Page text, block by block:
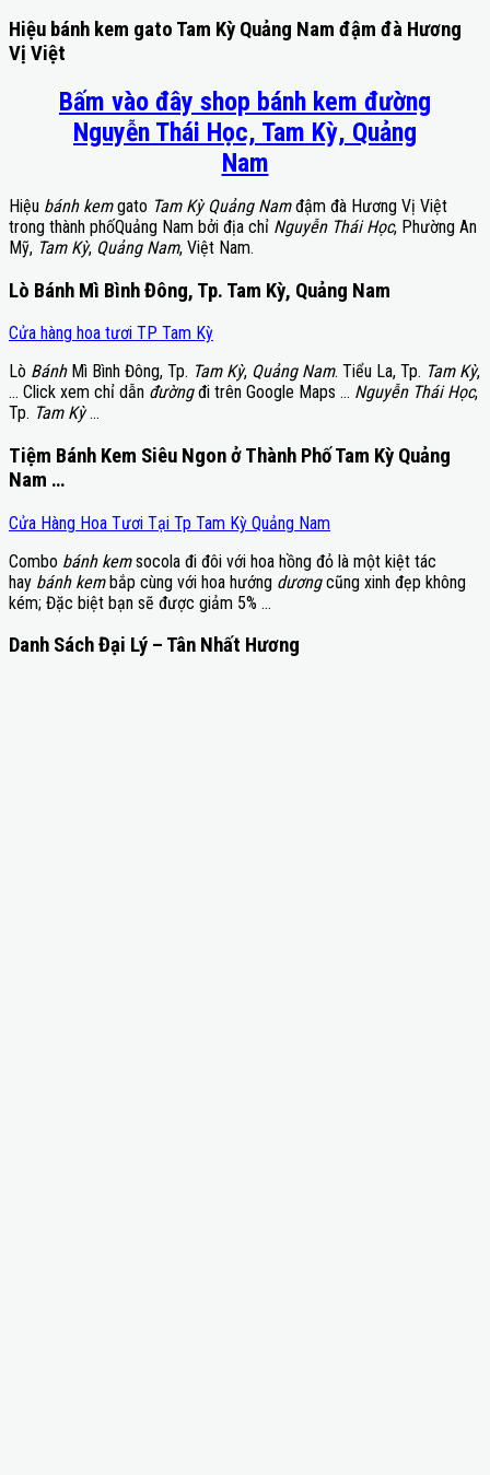
Hiệu bánh kem gato Tam Kỳ Quảng Nam đậm đà Hương
Vị Việt
Bấm vào đây shop bánh kem đường
Nguyễn Thái Học, Tam Kỳ, Quảng
Nam
Hiệu bánh kemgato Tam Kỳ Quảng Namđậm đà Hương Vị Việt
trong thành phốQuảng Nam bởi địa chỉ Nguyễn Thái Học, Phường An
Mỹ, Tam Kỳ, Quảng Nam, Việt Nam.
Lò Bánh Mì Bình Đông, Tp. Tam Kỳ, Quảng Nam
Cửa hàng hoa tươi TP Tam Kỳ
Lò BánhMì Bình Đông, Tp. Tam Kỳ, Quảng Nam. Tiểu La, Tp. Tam Kỳ,
… Click xem chỉ dẫn đườngđi trên Google Maps … Nguyễn Thái Học,
Tp. Tam Kỳ…
Tiệm Bánh Kem Siêu Ngon ở Thành Phố Tam Kỳ Quảng
Nam …
Cửa Hàng Hoa Tươi Tại Tp Tam Kỳ Quảng Nam
Combo bánh kemsocola đi đôi với hoa hồng đỏ là một kiệt tác
hay bánh kembắp cùng với hoa hướng dươngcũng xinh đẹp không
kém; Đặc biệt bạn sẽ được giảm 5% …
Danh Sách Đại Lý – Tân Nhất Hương